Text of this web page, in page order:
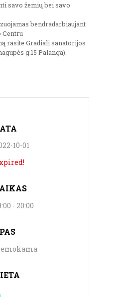
savo žemių bei savo
bendradarbiaujant
Centru
rasite Gradiali sanatorijos
g.15 Palanga).
10-01
- 20:00